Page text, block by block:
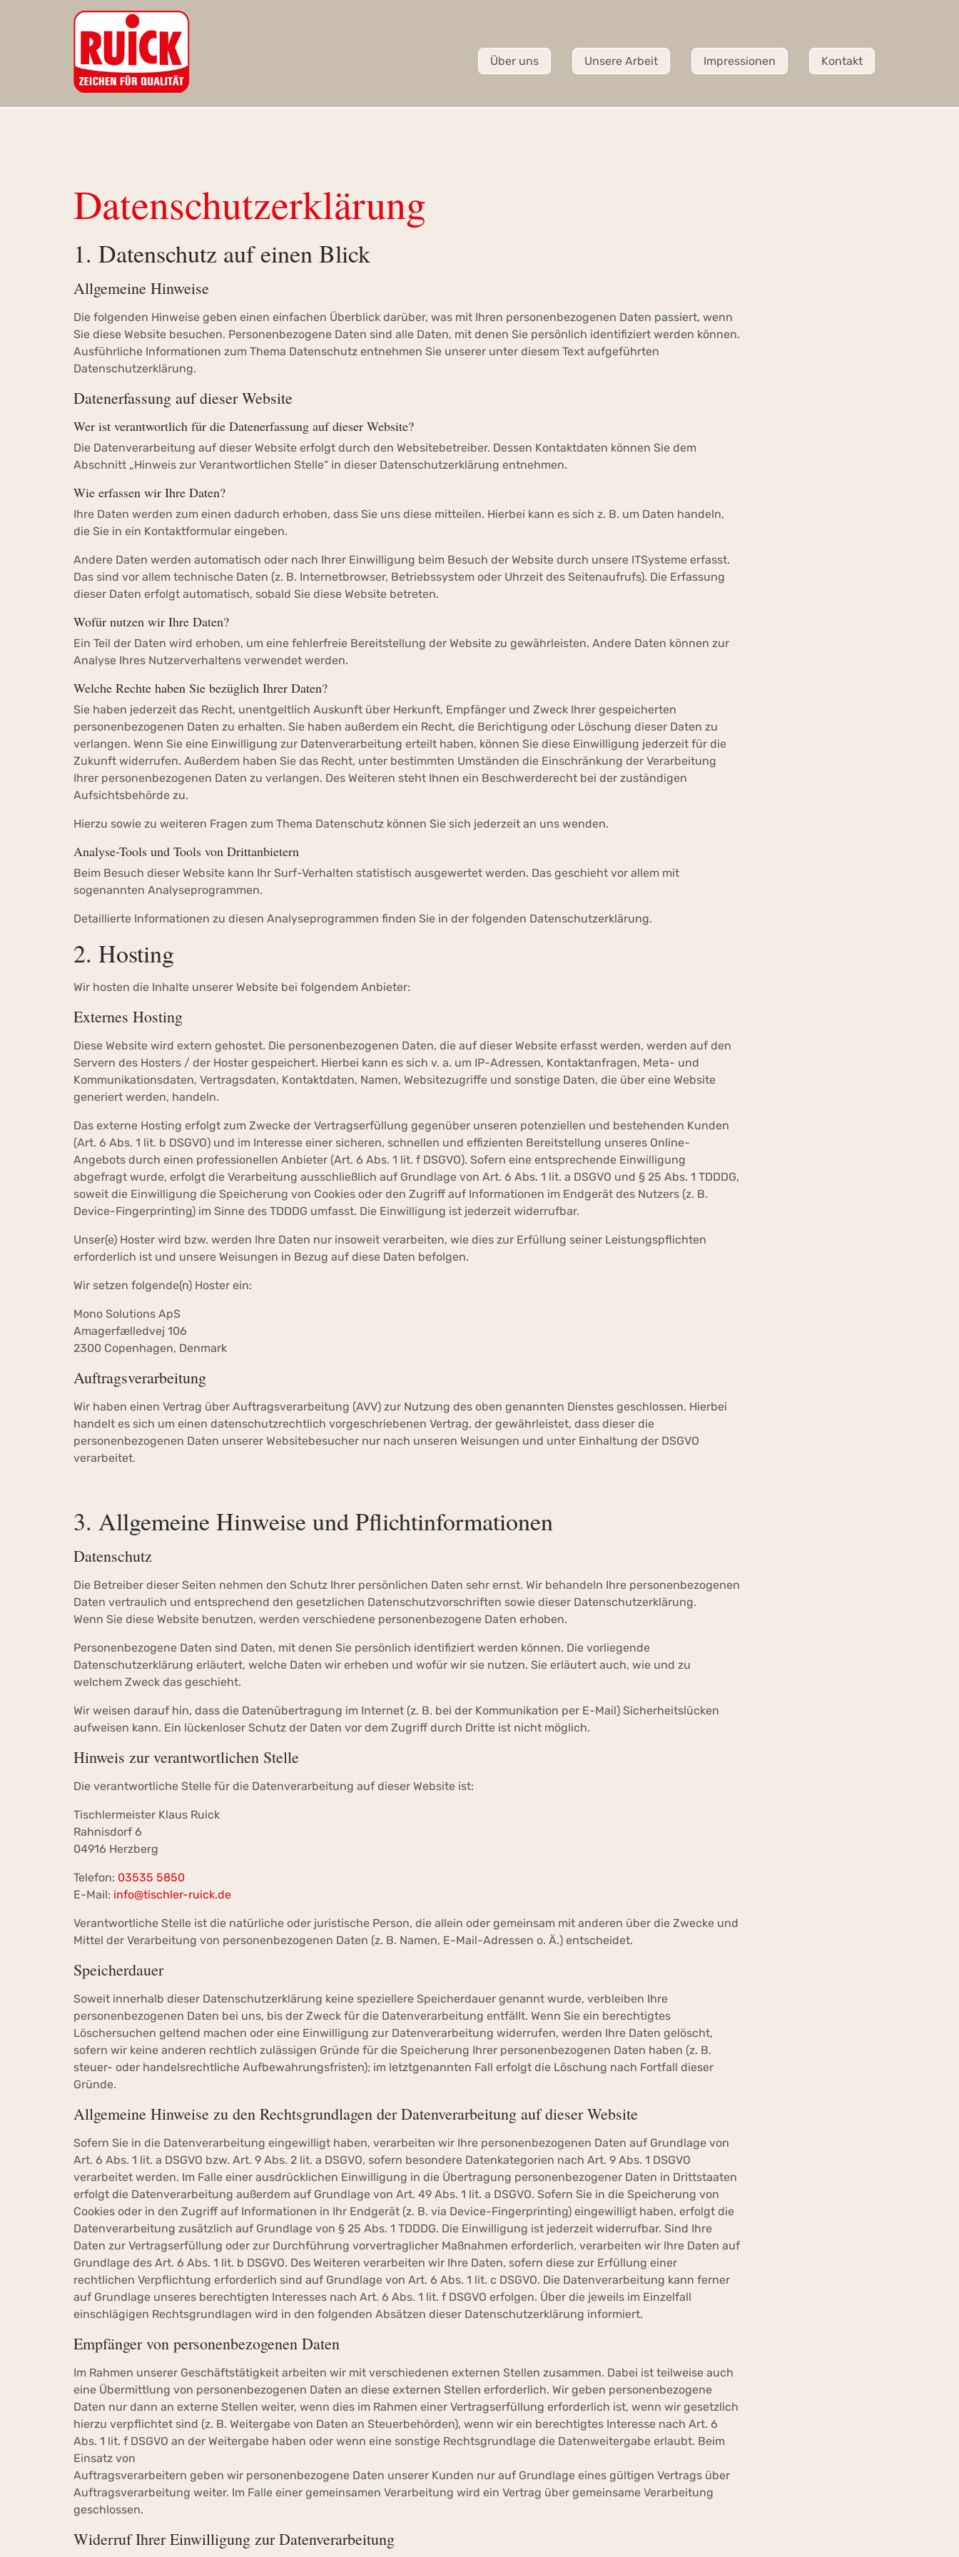
Über uns Unsere Arbeit Impressionen Kontakt
Datenschutz­erklärung
1. Datenschutz auf einen Blick
Allgemeine Hinweise
Die folgenden Hinweise geben einen einfachen Überblick darüber, was mit Ihren personenbezogenen Daten passiert, wenn
Sie diese Website besuchen. Personenbezogene Daten sind alle Daten, mit denen Sie persönlich identifiziert werden können.
Ausführliche Informationen zum Thema Datenschutz entnehmen Sie unserer unter diesem Text aufgeführten
Datenschutzerklärung.
Datenerfassung auf dieser Website
Wer ist verantwortlich für die Datenerfassung auf dieser Website?
Die Datenverarbeitung auf dieser Website erfolgt durch den Websitebetreiber. Dessen Kontaktdaten können Sie dem
Abschnitt „Hinweis zur Verantwortlichen Stelle“ in dieser Datenschutzerklärung entnehmen.
Wie erfassen wir Ihre Daten?
Ihre Daten werden zum einen dadurch erhoben, dass Sie uns diese mitteilen. Hierbei kann es sich z. B. um Daten handeln,
die Sie in ein Kontaktformular eingeben.
Andere Daten werden automatisch oder nach Ihrer Einwilligung beim Besuch der Website durch unsere ITSysteme erfasst.
Das sind vor allem technische Daten (z. B. Internetbrowser, Betriebssystem oder Uhrzeit des Seitenaufrufs). Die Erfassung
dieser Daten erfolgt automatisch, sobald Sie diese Website betreten.
Wofür nutzen wir Ihre Daten?
Ein Teil der Daten wird erhoben, um eine fehlerfreie Bereitstellung der Website zu gewährleisten. Andere Daten können zur
Analyse Ihres Nutzerverhaltens verwendet werden.
Welche Rechte haben Sie bezüglich Ihrer Daten?
Sie haben jederzeit das Recht, unentgeltlich Auskunft über Herkunft, Empfänger und Zweck Ihrer gespeicherten
personenbezogenen Daten zu erhalten. Sie haben außerdem ein Recht, die Berichtigung oder Löschung dieser Daten zu
verlangen. Wenn Sie eine Einwilligung zur Datenverarbeitung erteilt haben, können Sie diese Einwilligung jederzeit für die
Zukunft widerrufen. Außerdem haben Sie das Recht, unter bestimmten Umständen die Einschränkung der Verarbeitung
Ihrer personenbezogenen Daten zu verlangen. Des Weiteren steht Ihnen ein Beschwerderecht bei der zuständigen
Aufsichtsbehörde zu.
Hierzu sowie zu weiteren Fragen zum Thema Datenschutz können Sie sich jederzeit an uns wenden.
Analyse-Tools und Tools von Drittanbietern
Beim Besuch dieser Website kann Ihr Surf-Verhalten statistisch ausgewertet werden. Das geschieht vor allem mit
sogenannten Analyseprogrammen.
Detaillierte Informationen zu diesen Analyseprogrammen finden Sie in der folgenden Datenschutzerklärung.
2. Hosting
Wir hosten die Inhalte unserer Website bei folgendem Anbieter:
Externes Hosting
Diese Website wird extern gehostet. Die personenbezogenen Daten, die auf dieser Website erfasst werden, werden auf den
Servern des Hosters / der Hoster gespeichert. Hierbei kann es sich v. a. um IP-Adressen, Kontaktanfragen, Meta- und
Kommunikationsdaten, Vertragsdaten, Kontaktdaten, Namen, Websitezugriffe und sonstige Daten, die über eine Website
generiert werden, handeln.
Das externe Hosting erfolgt zum Zwecke der Vertragserfüllung gegenüber unseren potenziellen und bestehenden Kunden
(Art. 6 Abs. 1 lit. b DSGVO) und im Interesse einer sicheren, schnellen und effizienten Bereitstellung unseres Online-
Angebots durch einen professionellen Anbieter (Art. 6 Abs. 1 lit. f DSGVO). Sofern eine entsprechende Einwilligung
abgefragt wurde, erfolgt die Verarbeitung ausschließlich auf Grundlage von Art. 6 Abs. 1 lit. a DSGVO und § 25 Abs. 1 TDDDG,
soweit die Einwilligung die Speicherung von Cookies oder den Zugriff auf Informationen im Endgerät des Nutzers (z. B.
Device-Fingerprinting) im Sinne des TDDDG umfasst. Die Einwilligung ist jederzeit widerrufbar.
Unser(e) Hoster wird bzw. werden Ihre Daten nur insoweit verarbeiten, wie dies zur Erfüllung seiner Leistungspflichten
erforderlich ist und unsere Weisungen in Bezug auf diese Daten befolgen.
Wir setzen folgende(n) Hoster ein:
Mono Solutions ApS
Amagerfælledvej 106
2300 Copenhagen, Denmark
Auftragsverarbeitung
Wir haben einen Vertrag über Auftragsverarbeitung (AVV) zur Nutzung des oben genannten Dienstes geschlossen. Hierbei
handelt es sich um einen datenschutzrechtlich vorgeschriebenen Vertrag, der gewährleistet, dass dieser die
personenbezogenen Daten unserer Websitebesucher nur nach unseren Weisungen und unter Einhaltung der DSGVO
verarbeitet.
3. Allgemeine Hinweise und Pflichtinformationen
Datenschutz
Die Betreiber dieser Seiten nehmen den Schutz Ihrer persönlichen Daten sehr ernst. Wir behandeln Ihre personenbezogenen
Daten vertraulich und entsprechend den gesetzlichen Datenschutzvorschriften sowie dieser Datenschutzerklärung.
Wenn Sie diese Website benutzen, werden verschiedene personenbezogene Daten erhoben.
Personenbezogene Daten sind Daten, mit denen Sie persönlich identifiziert werden können. Die vorliegende
Datenschutzerklärung erläutert, welche Daten wir erheben und wofür wir sie nutzen. Sie erläutert auch, wie und zu
welchem Zweck das geschieht.
Wir weisen darauf hin, dass die Datenübertragung im Internet (z. B. bei der Kommunikation per E-Mail) Sicherheitslücken
aufweisen kann. Ein lückenloser Schutz der Daten vor dem Zugriff durch Dritte ist nicht möglich.
Hinweis zur verantwortlichen Stelle
Die verantwortliche Stelle für die Datenverarbeitung auf dieser Website ist:
Tischlermeister Klaus Ruick
Rahnisdorf 6
04916 Herzberg
Telefon: 03535 5850
E-Mail: info@tischler-ruick.de
Verantwortliche Stelle ist die natürliche oder juristische Person, die allein oder gemeinsam mit anderen über die Zwecke und
Mittel der Verarbeitung von personenbezogenen Daten (z. B. Namen, E-Mail-Adressen o. Ä.) entscheidet.
Speicherdauer
Soweit innerhalb dieser Datenschutzerklärung keine speziellere Speicherdauer genannt wurde, verbleiben Ihre
personenbezogenen Daten bei uns, bis der Zweck für die Datenverarbeitung entfällt. Wenn Sie ein berechtigtes
Löschersuchen geltend machen oder eine Einwilligung zur Datenverarbeitung widerrufen, werden Ihre Daten gelöscht,
sofern wir keine anderen rechtlich zulässigen Gründe für die Speicherung Ihrer personenbezogenen Daten haben (z. B.
steuer- oder handelsrechtliche Aufbewahrungsfristen); im letztgenannten Fall erfolgt die Löschung nach Fortfall dieser
Gründe.
Allgemeine Hinweise zu den Rechtsgrundlagen der Datenverarbeitung auf dieser Website
Sofern Sie in die Datenverarbeitung eingewilligt haben, verarbeiten wir Ihre personenbezogenen Daten auf Grundlage von
Art. 6 Abs. 1 lit. a DSGVO bzw. Art. 9 Abs. 2 lit. a DSGVO, sofern besondere Datenkategorien nach Art. 9 Abs. 1 DSGVO
verarbeitet werden. Im Falle einer ausdrücklichen Einwilligung in die Übertragung personenbezogener Daten in Drittstaaten
erfolgt die Datenverarbeitung außerdem auf Grundlage von Art. 49 Abs. 1 lit. a DSGVO. Sofern Sie in die Speicherung von
Cookies oder in den Zugriff auf Informationen in Ihr Endgerät (z. B. via Device-Fingerprinting) eingewilligt haben, erfolgt die
Datenverarbeitung zusätzlich auf Grundlage von § 25 Abs. 1 TDDDG. Die Einwilligung ist jederzeit widerrufbar. Sind Ihre
Daten zur Vertragserfüllung oder zur Durchführung vorvertraglicher Maßnahmen erforderlich, verarbeiten wir Ihre Daten auf
Grundlage des Art. 6 Abs. 1 lit. b DSGVO. Des Weiteren verarbeiten wir Ihre Daten, sofern diese zur Erfüllung einer
rechtlichen Verpflichtung erforderlich sind auf Grundlage von Art. 6 Abs. 1 lit. c DSGVO. Die Datenverarbeitung kann ferner
auf Grundlage unseres berechtigten Interesses nach Art. 6 Abs. 1 lit. f DSGVO erfolgen. Über die jeweils im Einzelfall
einschlägigen Rechtsgrundlagen wird in den folgenden Absätzen dieser Datenschutzerklärung informiert.
Empfänger von personenbezogenen Daten
Im Rahmen unserer Geschäftstätigkeit arbeiten wir mit verschiedenen externen Stellen zusammen. Dabei ist teilweise auch
eine Übermittlung von personenbezogenen Daten an diese externen Stellen erforderlich. Wir geben personenbezogene
Daten nur dann an externe Stellen weiter, wenn dies im Rahmen einer Vertragserfüllung erforderlich ist, wenn wir gesetzlich
hierzu verpflichtet sind (z. B. Weitergabe von Daten an Steuerbehörden), wenn wir ein berechtigtes Interesse nach Art. 6
Abs. 1 lit. f DSGVO an der Weitergabe haben oder wenn eine sonstige Rechtsgrundlage die Datenweitergabe erlaubt. Beim
Einsatz von
Auftragsverarbeitern geben wir personenbezogene Daten unserer Kunden nur auf Grundlage eines gültigen Vertrags über
Auftragsverarbeitung weiter. Im Falle einer gemeinsamen Verarbeitung wird ein Vertrag über gemeinsame Verarbeitung
geschlossen.
Widerruf Ihrer Einwilligung zur Datenverarbeitung